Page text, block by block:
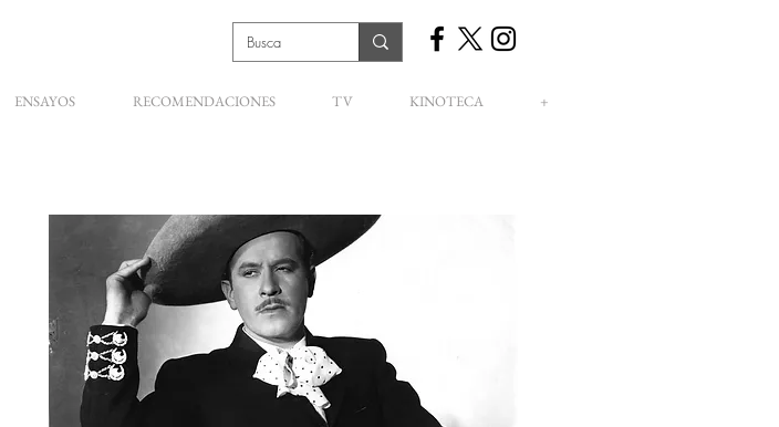
ENSAYOS RECOMENDACIONES TV KINOTECA +